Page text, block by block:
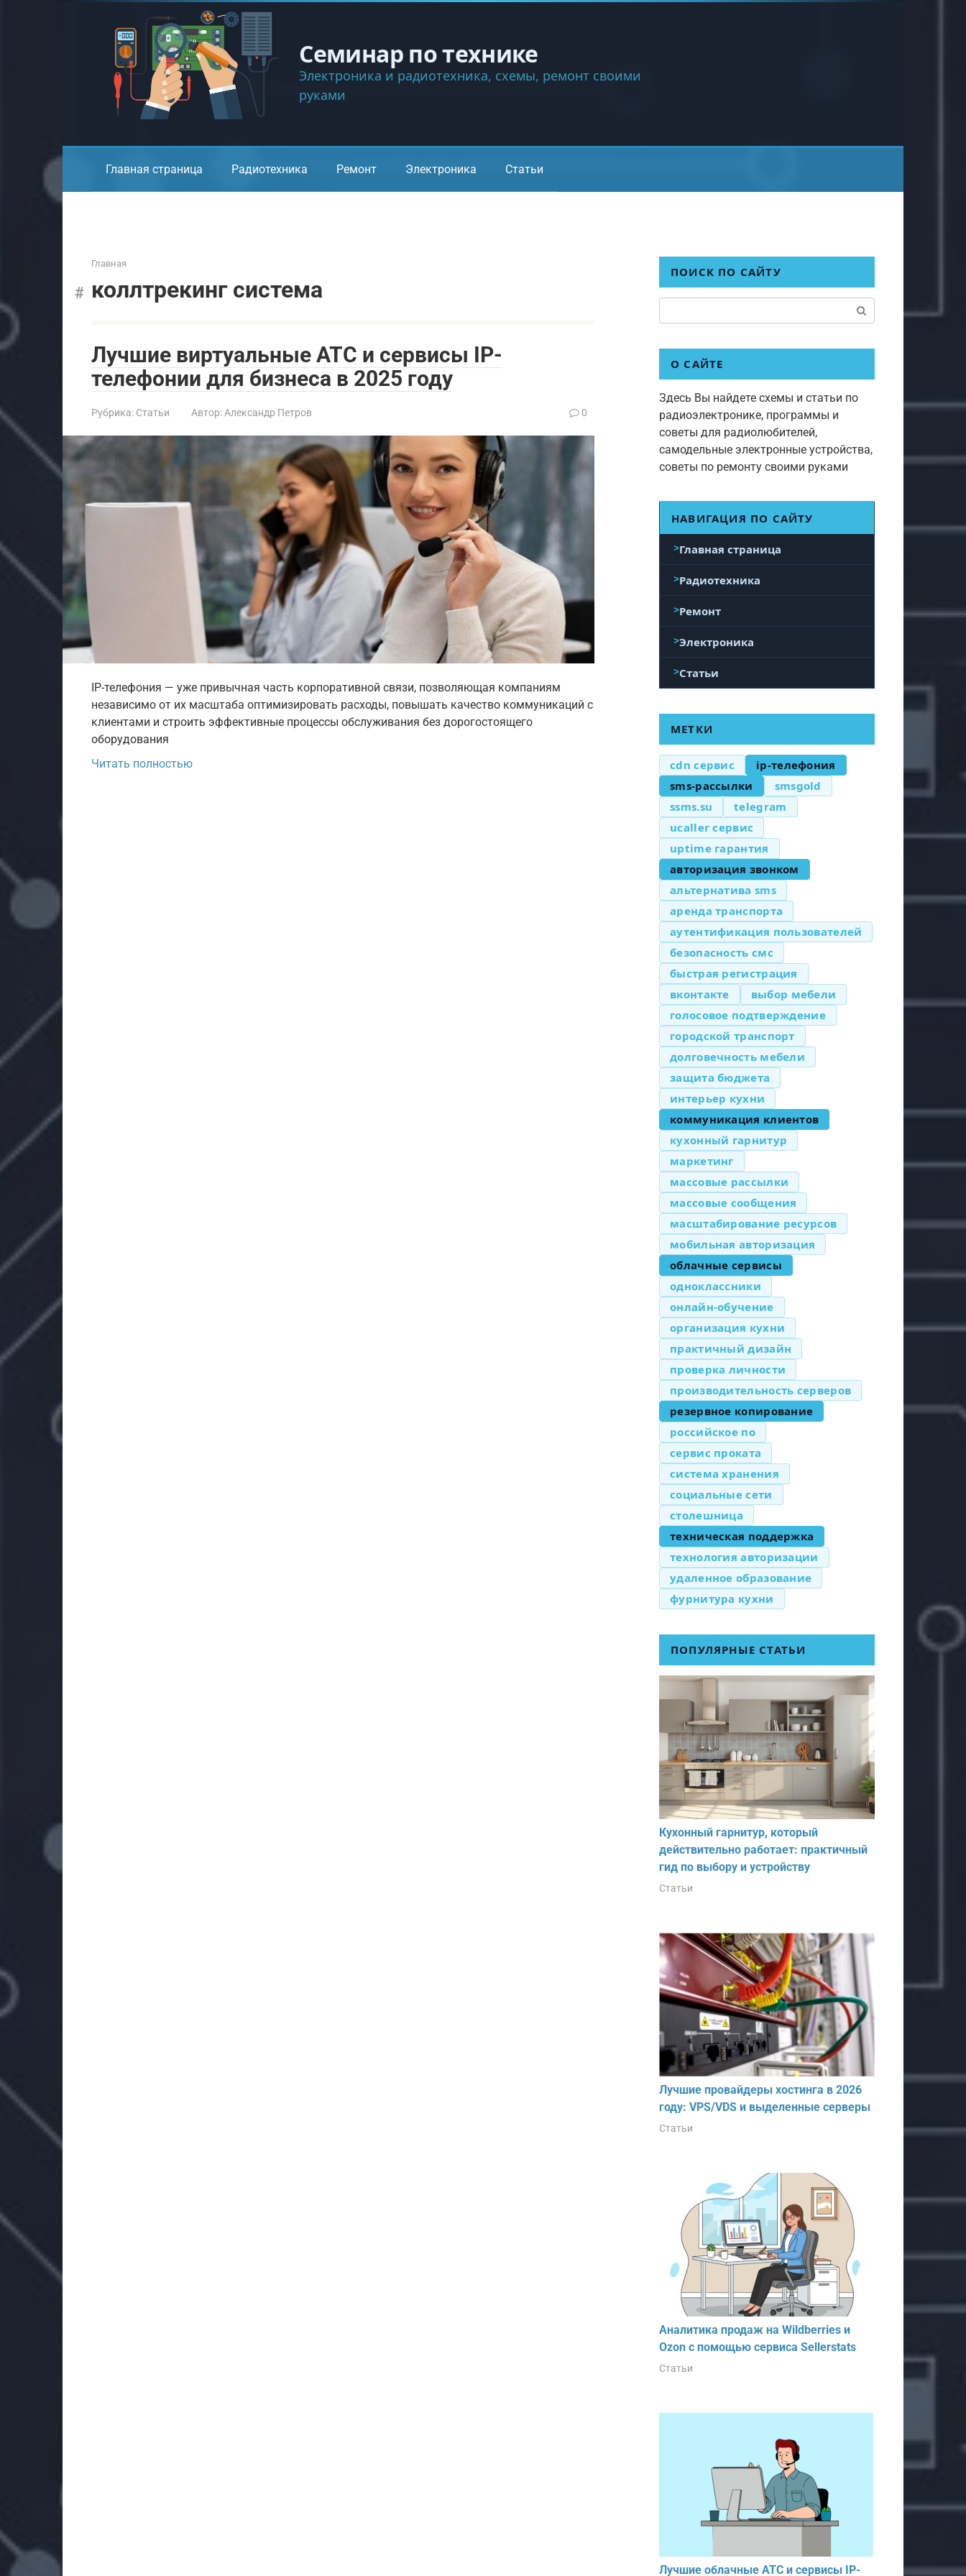
Семинар по технике
Электроника и радиотехника, схемы, ремонт своими
руками
Главная страница Радиотехника Ремонт Электроника Статьи
Главная
коллтрекинг система
Лучшие виртуальные АТС и сервисы IP-
телефонии для бизнеса в 2025 году
Рубрика: Статьи Автор: Александр Петров 0
IP-телефония — уже привычная часть корпоративной связи, позволяющая компаниям
независимо от их масштаба оптимизировать расходы, повышать качество коммуникаций с
клиентами и строить эффективные процессы обслуживания без дорогостоящего
оборудования
Читать полностью
ПОИСК ПО САЙТУ
О САЙТЕ
Здесь Вы найдете схемы и статьи по
радиоэлектронике, программы и
советы для радиолюбителей,
самодельные электронные устройства,
советы по ремонту своими руками
НАВИГАЦИЯ ПО САЙТУ
Главная страница
Радиотехника
Ремонт
Электроника
Статьи
МЕТКИ
cdn сервис
ip-телефония
sms-рассылки
smsgold
ssms.su
telegram
ucaller сервис
uptime гарантия
авторизация звонком
альтернатива sms
аренда транспорта
аутентификация пользователей
безопасность смс
быстрая регистрация
вконтакте
выбор мебели
голосовое подтверждение
городской транспорт
долговечность мебели
защита бюджета
интерьер кухни
коммуникация клиентов
кухонный гарнитур
маркетинг
массовые рассылки
массовые сообщения
масштабирование ресурсов
мобильная авторизация
облачные сервисы
одноклассники
онлайн-обучение
организация кухни
практичный дизайн
проверка личности
производительность серверов
резервное копирование
российское по
сервис проката
система хранения
социальные сети
столешница
техническая поддержка
технология авторизации
удаленное образование
фурнитура кухни
ПОПУЛЯРНЫЕ СТАТЬИ
Кухонный гарнитур, который
действительно работает: практичный
гид по выбору и устройству
Статьи
Лучшие провайдеры хостинга в 2026
году: VPS/VDS и выделенные серверы
Статьи
Аналитика продаж на Wildberries и
Ozon с помощью сервиса Sellerstats
Статьи
Лучшие облачные АТС и сервисы IP-